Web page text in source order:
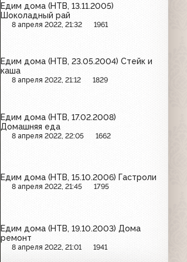
Едим дома (НТВ, 13.11.2005)
Шоколадный рай
8 апреля 2022, 21:32 1961
Едим дома (НТВ, 23.05.2004) Стейк и
каша
8 апреля 2022, 21:12 1829
Едим дома (НТВ, 17.02.2008)
Домашняя еда
8 апреля 2022, 22:05 1662
Едим дома (НТВ, 15.10.2006) Гастроли
8 апреля 2022, 21:45 1795
Едим дома (НТВ, 19.10.2003) Дома
ремонт
8 апреля 2022, 21:01 1941